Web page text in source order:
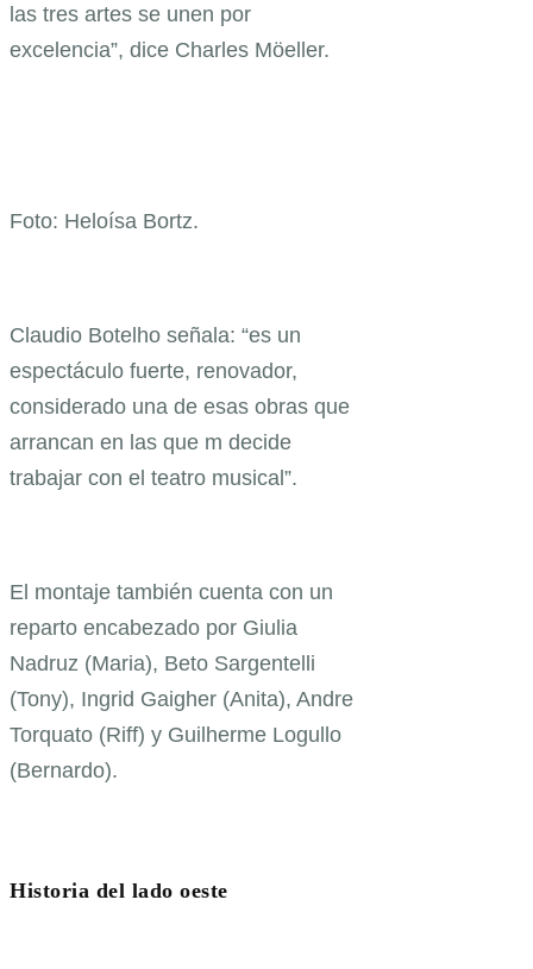
las tres artes se unen por
excelencia”, dice Charles Möeller.
Foto: Heloísa Bortz.
Claudio Botelho señala: “es un
espectáculo fuerte, renovador,
considerado una de esas obras que
arrancan en las que m decide
trabajar con el teatro musical”.
El montaje también cuenta con un
reparto encabezado por Giulia
Nadruz (Maria), Beto Sargentelli
(Tony), Ingrid Gaigher (Anita), Andre
Torquato (Riff) y Guilherme Logullo
(Bernardo).
Historia del lado oeste